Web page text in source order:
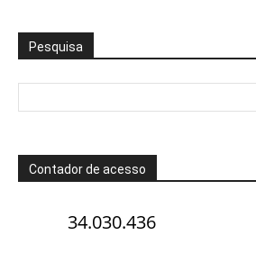
Pesquisa
Contador de acesso
34.030.436